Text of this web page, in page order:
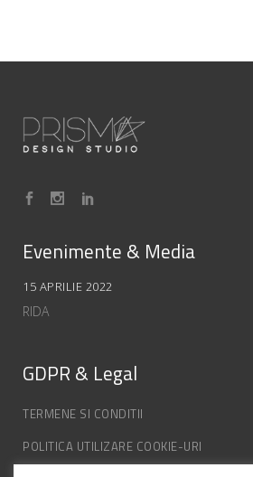
Evenimente & Media
15 APRILIE 2022
RIDA
GDPR & Legal
TERMENE SI CONDITII
POLITICA UTILIZARE COOKIE-URI